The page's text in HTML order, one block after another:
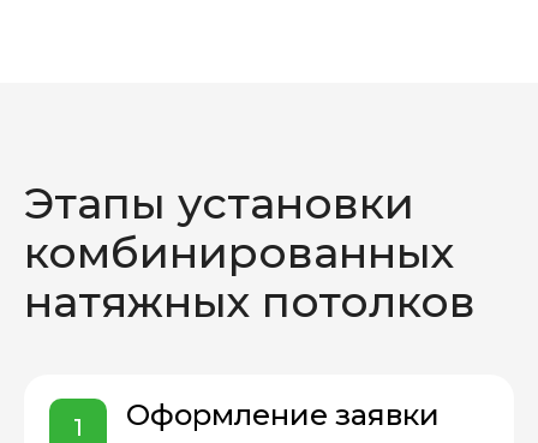
Этапы установки
комбинированных
натяжных потолков
1 Оформление заявки